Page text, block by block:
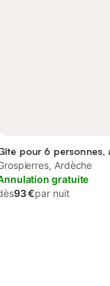
pour 6 personnes,
Ardèche
gratuite
93 €par nuit